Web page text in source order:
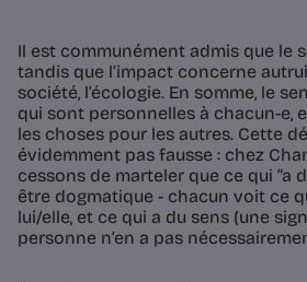
Il est communément admis que le
tandis que l’impact concerne
société, l’écologie. En somme, le
qui sont personnelles à chacun-e,
les choses pour les autres. Cette
évidemment pas fausse : chez
cessons de marteler que ce qui “a
être dogmatique - chacun voit ce
lui/elle, et ce qui a du sens (une
personne n’en a pas